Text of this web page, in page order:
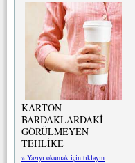
KARTON
BARDAKLARDAKİ
GÖRÜLMEYEN
TEHLİKE
» Yazıyı okumak için tıklayın